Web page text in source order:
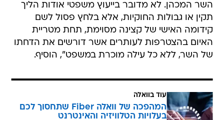
השר המכהן. לא מדובר בייעוץ משפטי אודות הליך
תקין או גבולות החוקיות, אלא בלחץ פסול לשם
קידומה האישי של קצינה מסוימת, תחת מטריית
האיום בהצטרפות לעותרים אשר דורשים את הדחתו
של השר, ללא כל עילה מוכרת במשפט", הוסיף.
עוד בוואלה
המהפכה של וואלה Fiber שתחסוך לכם
בעלויות הטלוויזיה והאינטרנט